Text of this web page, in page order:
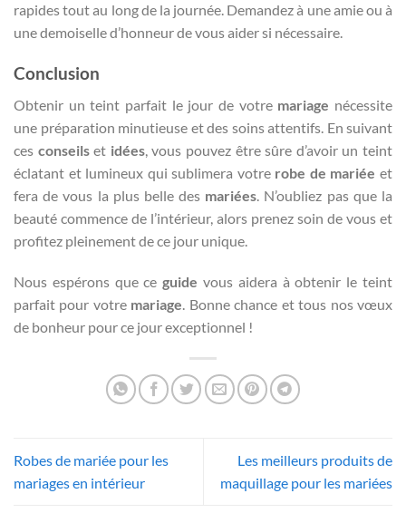
rapides tout au long de la journée. Demandez à une amie ou à
une demoiselle d’honneur de vous aider si nécessaire.
Conclusion
Obtenir un teint parfait le jour de votre mariage nécessite
une préparation minutieuse et des soins attentifs. En suivant
ces conseilset idées, vous pouvez être sûre d’avoir un teint
éclatant et lumineux qui sublimera votre robe de mariée et
fera de vous la plus belle des mariées . N’oubliez pas que la
beauté commence de l’intérieur, alors prenez soin de vous et
profitez pleinement de ce jour unique.
Nous espérons que ceguide vous aidera à obtenir le teint
parfait pour votre mariage. Bonne chance et tous nos vœux
de bonheur pour ce jour exceptionnel !
Robes de mariée pour les
mariages en intérieur
Les meilleurs produits de
maquillage pour les mariées